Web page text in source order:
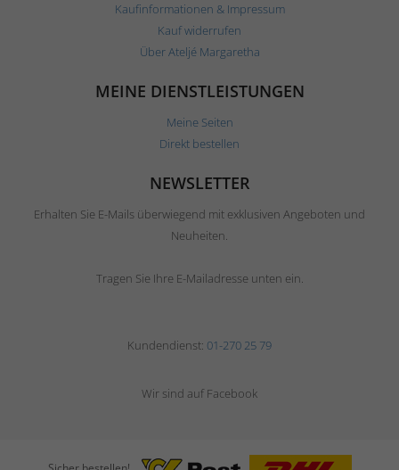
Kaufinformationen & Impressum
Kauf widerrufen
Über Ateljé Margaretha
MEINE DIENSTLEISTUNGEN
Meine Seiten
Direkt bestellen
NEWSLETTER
Erhalten Sie E-Mails überwiegend mit exklusiven Angeboten und
Neuheiten.
Tragen Sie Ihre E-Mailadresse unten ein.
Kundendienst: 01-270 25 79
Wir sind auf Facebook